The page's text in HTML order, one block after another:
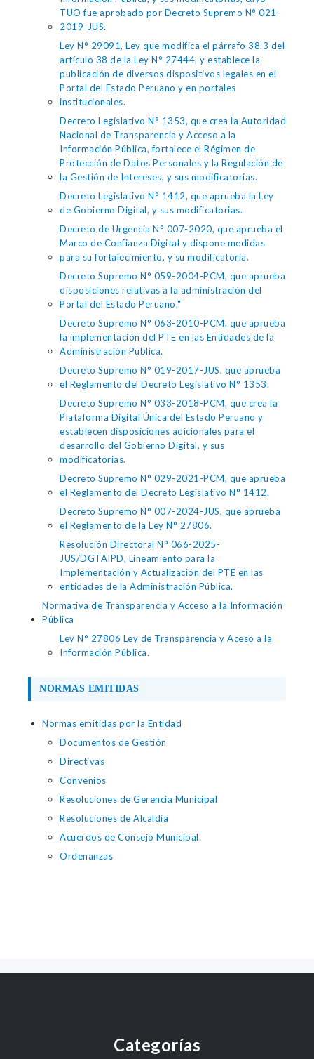
TUO fue aprobado por Decreto Supremo N° 021-
2019-JUS.
Ley N° 29091, Ley que modifica el párrafo 38.3 del
artículo 38 de la Ley N° 27444, y establece la
publicación de diversos dispositivos legales en el
Portal del Estado Peruano y en portales
institucionales.
Decreto Legislativo N° 1353, que crea la Autoridad
Nacional de Transparencia y Acceso a la
Información Pública, fortalece el Régimen de
Protección de Datos Personales y la Regulación de
la Gestión de Intereses, y sus modificatorias.
Decreto Legislativo N° 1412, que aprueba la Ley
de Gobierno Digital, y sus modificatorias.
Decreto de Urgencia N° 007-2020, que aprueba el
Marco de Confianza Digital y dispone medidas
para su fortalecimiento, y su modificatoria.
Decreto Supremo N° 059-2004-PCM, que aprueba
disposiciones relativas a la administración del
Portal del Estado Peruano."
Decreto Supremo N° 063-2010-PCM, que aprueba
la implementación del PTE en las Entidades de la
Administración Pública.
Decreto Supremo N° 019-2017-JUS, que aprueba
el Reglamento del Decreto Legislativo N° 1353.
Decreto Supremo N° 033-2018-PCM, que crea la
Plataforma Digital Única del Estado Peruano y
establecen disposiciones adicionales para el
desarrollo del Gobierno Digital, y sus
modificatorias.
Decreto Supremo N° 029-2021-PCM, que aprueba
el Reglamento del Decreto Legislativo N° 1412.
Decreto Supremo N° 007-2024-JUS, que aprueba
el Reglamento de la Ley N° 27806.
Resolución Directoral N° 066-2025-
JUS/DGTAIPD, Lineamiento para la
Implementación y Actualización del PTE en las
entidades de la Administración Pública.
Normativa de Transparencia y Acceso a la Información
Pública
Ley N° 27806 Ley de Transparencia y Aceso a la
Información Pública.
NORMAS EMITIDAS
Normas emitidas por la Entidad
Documentos de Gestión
Directivas
Convenios
Resoluciones de Gerencia Municipal
Resoluciones de Alcaldía
Acuerdos de Consejo Municipal.
Ordenanzas
Categorías